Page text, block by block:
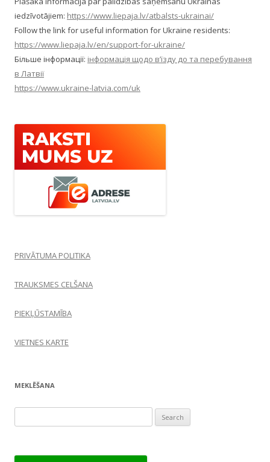
iedzīvotājiem: https://www.liepaja.lv/atbalsts-ukrainai/
Follow the link for useful information for Ukraine residents:
https://www.liepaja.lv/en/support-for-ukraine/
Більше інформації: інформація щодо в’їзду до та перебування
в Латвії
https://www.ukraine-latvia.com/uk
PRIVĀTUMA POLITIKA
TRAUKSMES CELŠANA
PIEKĻŪSTAMĪBA
VIETNES KARTE
MEKLĒŠANA
for: